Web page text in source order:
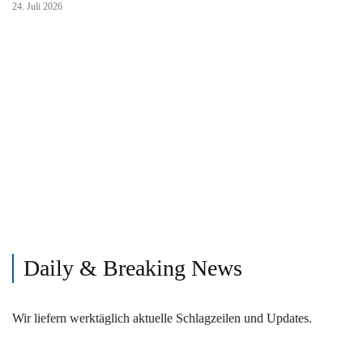
24. Juli 2026
Daily & Breaking News
Wir liefern werktäglich aktuelle Schlagzeilen und Updates.